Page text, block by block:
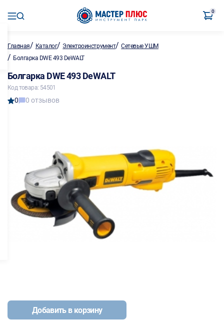
0
Главная/ Каталог/ Электроинструмент/Сетевые УШМ
/ Болгарка DWЕ 493 DeWALT
Болгарка DWЕ 493 DeWALT
Код товара: 54501
0 0 отзывов
Добавить в корзину